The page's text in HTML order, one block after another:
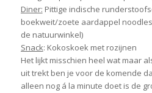
Diner: Pittige indische
boekweit/zoete aardappel
de natuurwinkel)
Snack: Kokoskoek met rozijnen
Het lijkt misschien heel wat maar
uit trekt ben je voor de komende
alleen nog á la minute doet is de